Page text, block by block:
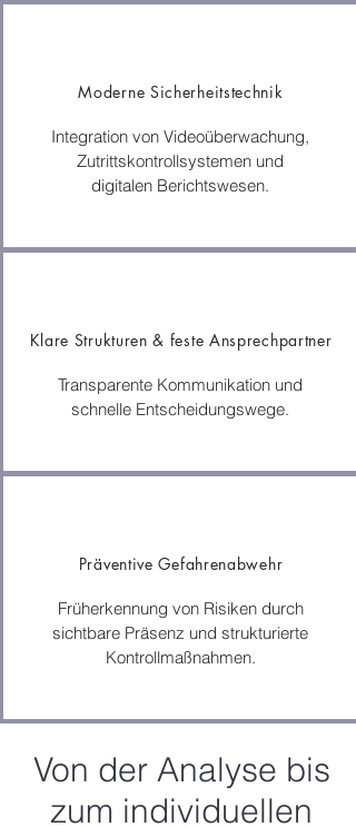
Moderne Sicherheitstechnik
Integration von Videoüberwachung,
Zutrittskontrollsystemen und
digitalen Berichtswesen.
Klare Strukturen & feste Ansprechpartner
Transparente Kommunikation und
schnelle Entscheidungswege.
Präventive Gefahrenabwehr
Früherkennung von Risiken durch
sichtbare Präsenz und strukturierte
Kontrollmaßnahmen.
​​Von der Analyse bis
zum individuellen